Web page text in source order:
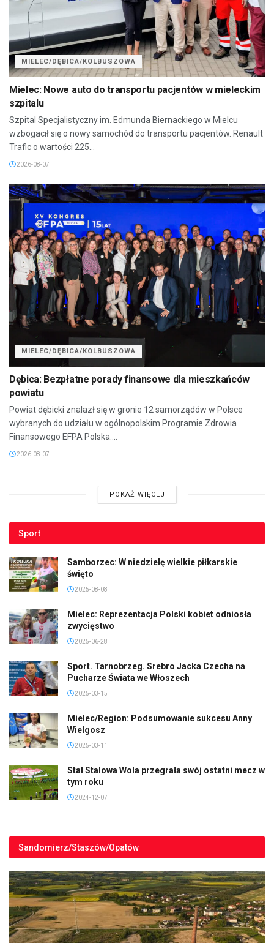
MIELEC/DĘBICA/KOLBUSZOWA
Mielec: Nowe auto do transportu pacjentów w mieleckim
szpitalu
Szpital Specjalistyczny im. Edmunda Biernackiego w Mielcu
wzbogacił się o nowy samochód do transportu pacjentów. Renault
Trafic o wartości 225...
2026-08-07
MIELEC/DĘBICA/KOLBUSZOWA
Dębica: Bezpłatne porady finansowe dla mieszkańców
powiatu
Powiat dębicki znalazł się w gronie 12 samorządów w Polsce
wybranych do udziału w ogólnopolskim Programie Zdrowia
Finansowego EFPA Polska....
2026-08-07
POKAŻ WIĘCEJ
Sport
Samborzec: W niedzielę wielkie piłkarskie
święto
2025-08-08
Mielec: Reprezentacja Polski kobiet odniosła
zwycięstwo
2025-06-28
Sport. Tarnobrzeg. Srebro Jacka Czecha na
Pucharze Świata we Włoszech
2025-03-15
Mielec/Region: Podsumowanie sukcesu Anny
Wielgosz
2025-03-11
Stal Stalowa Wola przegrała swój ostatni mecz w
tym roku
2024-12-07
Sandomierz/Staszów/Opatów